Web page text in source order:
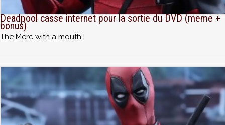
Deadpool casse internet pour la sortie du DVD (meme +
bonus)
The Merc with a mouth !